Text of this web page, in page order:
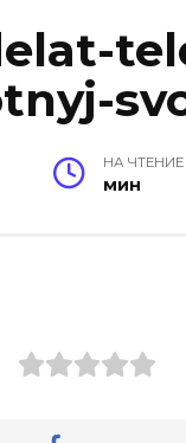
НА ЧТЕНИЕ
мин